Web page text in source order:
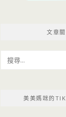
文章
尋
美美媽咪的